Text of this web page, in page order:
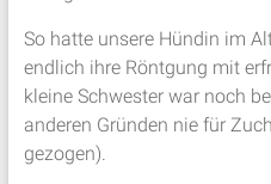
So hatte unsere Hündin im
endlich ihre Röntgung mit
kleine Schwester war noch
anderen Gründen nie für
gezogen).